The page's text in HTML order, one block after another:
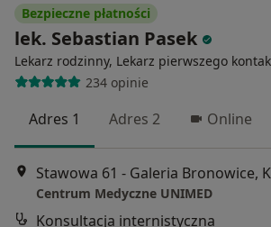
Bezpieczne płatności
lek. Sebastian Pasek
Lekarz rodzinny, Lekarz pierwszego
234 opinie
Adres 1 Adres 2 Online
Stawowa 61 - Galeria Bronowice,
Centrum Medyczne UNIMED
Konsultacja internistyczna